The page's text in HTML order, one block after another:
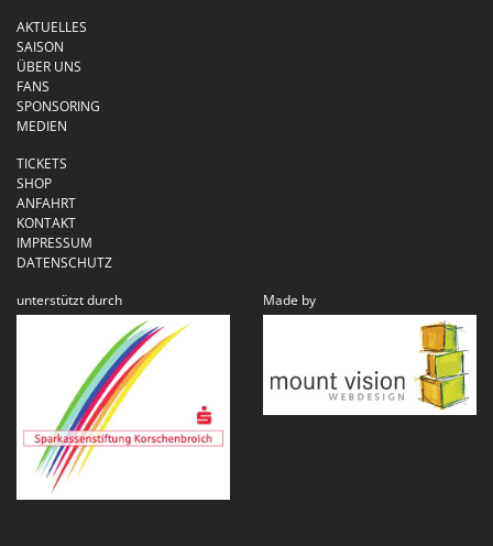
AKTUELLES
SAISON
ÜBER UNS
FANS
SPONSORING
MEDIEN
TICKETS
SHOP
ANFAHRT
KONTAKT
IMPRESSUM
DATENSCHUTZ
unterstützt durch
Made by